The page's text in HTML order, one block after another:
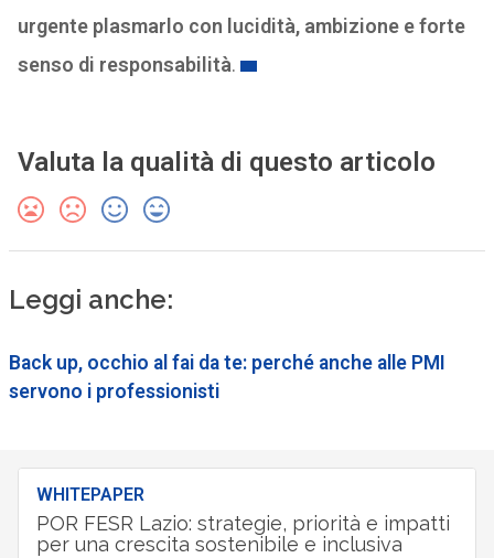
urgente plasmarlo con lucidità, ambizione e forte
senso di responsabilità.
Valuta la qualità di questo articolo
Leggi anche:
Back up, occhio al fai da te: perché anche alle PMI
servono i professionisti
WHITEPAPER
POR FESR Lazio: strategie, priorità e impatti
per una crescita sostenibile e inclusiva